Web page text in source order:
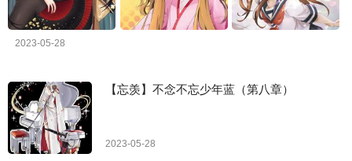
2023-05-28
【忘羡】不念不忘少年蓝（第八章）
2023-05-28